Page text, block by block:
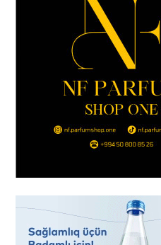
Tovuzda qadın qətlə yetirildi
qardaşı oğludur
- 16:00
Türkiyədə 37,6 milyon,
milyon – Azərbaycanlıların
GÜNDƏM
Malayziyada yeni səfirimiz
Dosye